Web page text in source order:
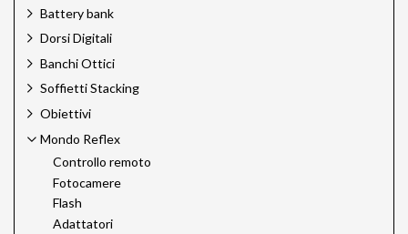
Battery bank
Dorsi Digitali
Banchi Ottici
Soffietti Stacking
Obiettivi
Mondo Reflex
Controllo remoto
Fotocamere
Flash
Adattatori